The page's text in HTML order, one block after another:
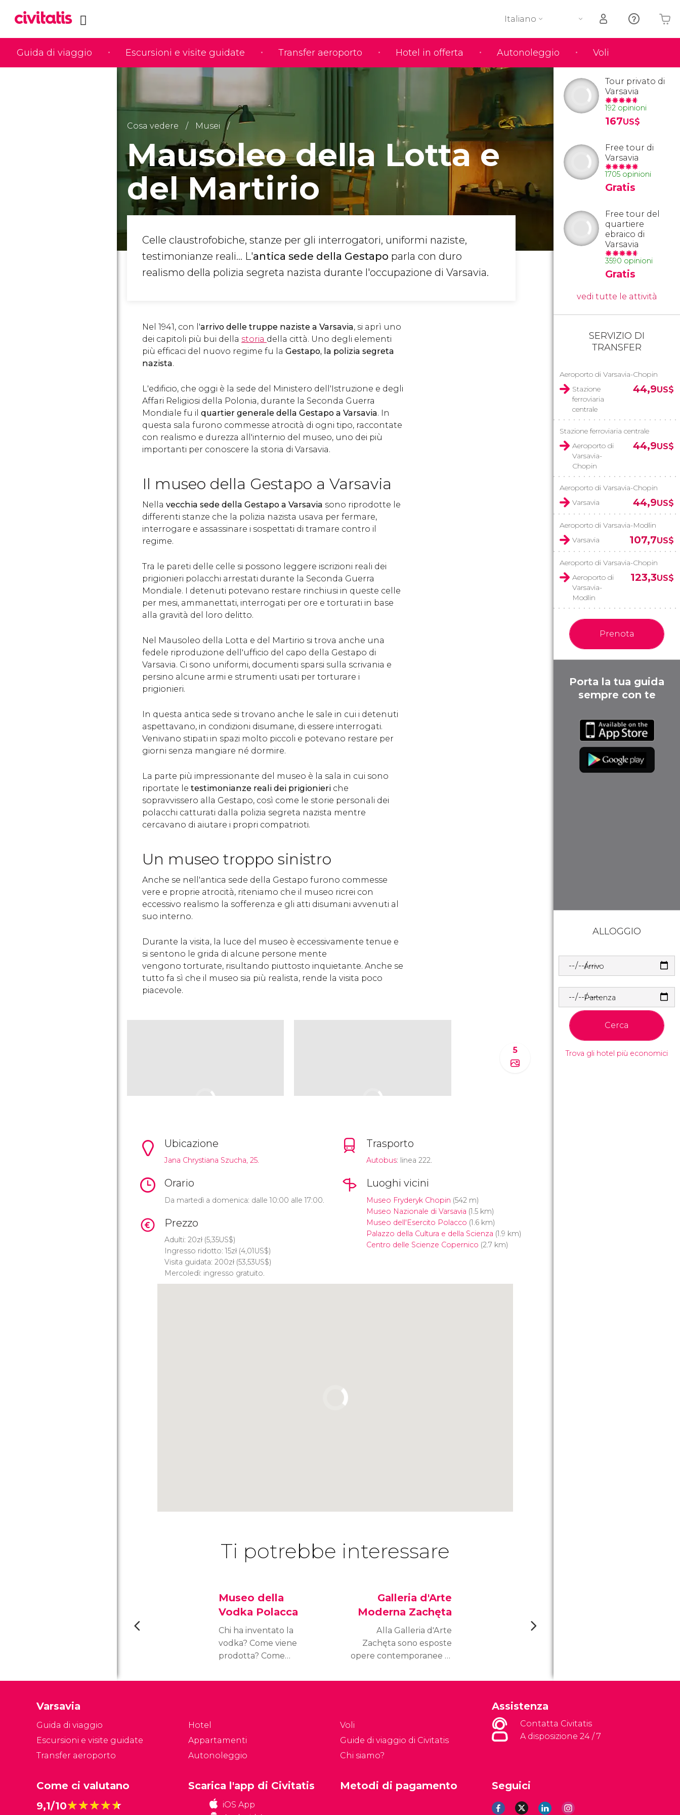
Guida di viaggio Escursioni e visite guidate Transfer aeroporto Hotel in offerta Autonoleggio Voli
Italiano
Il tuo carrello è vuoto
Cosa vedere Musei
Mausoleo della Lotta e
del Martirio
Celle claustrofobiche, stanze per gli interrogatori, uniformi naziste,
testimonianze reali... L'antica sede della Gestapo parla con duro
realismo della polizia segreta nazista durante l'occupazione di Varsavia.
Nel 1941, con l'arrivo delle truppe naziste a Varsavia, si aprì uno
dei capitoli più bui della storia della città. Uno degli elementi
più efficaci del nuovo regime fu la Gestapo, la polizia segreta
nazista.
L'edificio, che oggi è la sede del Ministero dell'Istruzione e degli
Affari Religiosi della Polonia, durante la Seconda Guerra
Mondiale fu il quartier generale della Gestapo a Varsavia. In
questa sala furono commesse atrocità di ogni tipo, raccontate
con realismo e durezza all'internio del museo, uno dei più
importanti per conoscere la storia di Varsavia.
Il museo della Gestapo a Varsavia
Nella vecchia sede della Gestapo a Varsavia sono riprodotte le
differenti stanze che la polizia nazista usava per fermare,
interrogare e assassinare i sospettati di tramare contro il
regime.
Tra le pareti delle celle si possono leggere iscrizioni reali dei
prigionieri polacchi arrestati durante la Seconda Guerra
Mondiale. I detenuti potevano restare rinchiusi in queste celle
per mesi, ammanettati, interrogati per ore e torturati in base
alla gravità del loro delitto.
Nel Mausoleo della Lotta e del Martirio si trova anche una
fedele riproduzione dell'ufficio del capo della Gestapo di
Varsavia. Ci sono uniformi, documenti sparsi sulla scrivania e
persino alcune armi e strumenti usati per torturare i
prigionieri.
In questa antica sede si trovano anche le sale in cui i detenuti
aspettavano, in condizioni disumane, di essere interrogati.
Venivano stipati in spazi molto piccoli e potevano restare per
giorni senza mangiare né dormire.
La parte più impressionante del museo è la sala in cui sono
riportate le testimonianze reali dei prigionieri che
sopravvissero alla Gestapo, così come le storie personali dei
polacchi catturati dalla polizia segreta nazista mentre
cercavano di aiutare i propri compatrioti.
Un museo troppo sinistro
Anche se nell'antica sede della Gestapo furono commesse
vere e proprie atrocità, riteniamo che il museo ricrei con
eccessivo realismo la sofferenza e gli atti disumani avvenuti al
suo interno.
Durante la visita, la luce del museo è eccessivamente tenue e
si sentono le grida di alcune persone mente
vengono torturate, risultando piuttosto inquietante. Anche se
tutto fa sì che il museo sia più realista, rende la visita poco
piacevole.
5
Ubicazione
Jana Chrystiana Szucha, 25.
Orario
Da martedì a domenica: dalle 10:00 alle 17:00.
Prezzo
Adulti: 20zł (5,35US$)
Ingresso ridotto: 15zł (4,01US$)
Visita guidata: 200zł (53,53US$)
Mercoledì: ingresso gratuito.
Trasporto
Autobus: linea 222.
Luoghi vicini
Museo Fryderyk Chopin (542 m)
Museo Nazionale di Varsavia (1.5 km)
Museo dell'Esercito Polacco (1.6 km)
Palazzo della Cultura e della Scienza (1.9 km)
Centro delle Scienze Copernico (2.7 km)
Ti potrebbe interessare
Museo della
Vodka Polacca
Chi ha inventato la
vodka? Come viene
prodotta? Come
Polonia, la vodka è così
polacca!
Galleria d'Arte
Moderna Zachęta
Alla Galleria d'Arte
Zachęta sono esposte
opere contemporanee di
tipo di variante artistica.
Tour privato di
Varsavia
192 opinioni
167US$
Free tour di
Varsavia
1705 opinioni
Gratis
Free tour del
quartiere
ebraico di
Varsavia
3590 opinioni
Gratis
vedi tutte le attività
SERVIZIO DI
TRANSFER
Aeroporto di Varsavia-Chopin
Stazione
ferroviaria
centrale
44,9US$
Stazione ferroviaria centrale
Aeroporto di
Varsavia-
Chopin
44,9US$
Aeroporto di Varsavia-Chopin
Varsavia
44,9US$
Aeroporto di Varsavia-Modlin
Varsavia
107,7US$
Aeroporto di Varsavia-Chopin
Aeroporto di
Varsavia-
Modlin
123,3US$
Prenota
Porta la tua guida
sempre con te
ALLOGGIO
Arrivo
Partenza
Cerca
Trova gli hotel più economici
Varsavia
Guida di viaggio
Escursioni e visite guidate
Transfer aeroporto
Hotel
Appartamenti
Autonoleggio
Voli
Guide di viaggio di Civitatis
Chi siamo?
Assistenza
Contatta Civitatis
A disposizione 24 / 7
Come ci valutano
9,1/10★★★★★
★★★★★
Seguici
Scarica l'app di Civitatis
iOS App
Metodi di pagamento